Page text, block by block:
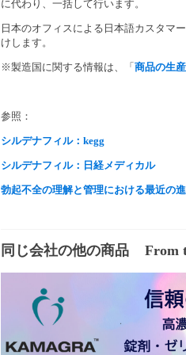
に代わり、一括して行います。
日本のオフィスによる日本語カスタマ
けします。
※製造国に関する情報は、「商品の生
参照：
シルデナフィル：kegg
シルデナフィル：日経メディカル
勃起不全の理解と管理における最近の
同じ会社の他の商品 From